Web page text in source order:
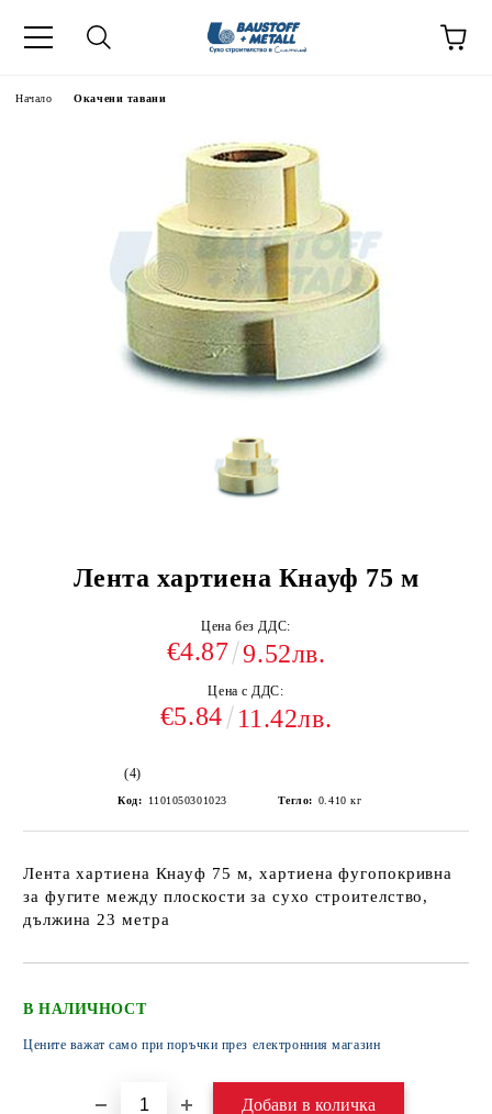
Начало Окачени тавани
Лента хартиена Кнауф 75 м
Цена без ДДС:
€4.87 9.52лв.
Цена с ДДС:
€5.84 11.42лв.
(4)
Код: 1101050301023 Тегло: 0.410 кг
Лента хартиена Кнауф 75 м, хартиена фугопокривна
за фугите между плоскости за сухо строителство,
дължина 23 метра
В НАЛИЧНОСТ
Цените важат само при поръчки през електронния магазин